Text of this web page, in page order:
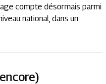
compte désormais parmi
national, dans un